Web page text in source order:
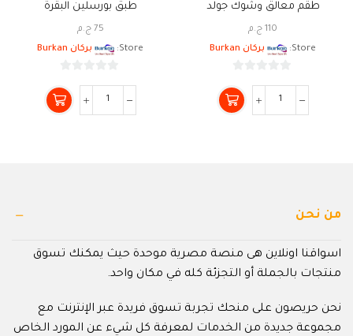
طقم معالق وشوك جولد
110 ج.م
Store:
بركان Burkan
من
5
طبق بورسلين البقرة
75 ج.م
Store:
بركان Burkan
من
5
من نحن
اسواقنا اونلاين هى منصة مصرية موحدة حيث يمكنك تسوق
منتجات بالجملة أو التجزئة كله في مكان واحد.
نحن حريصون على منحك تجربة تسوق فريدة عبر الإنترنت مع
مجموعة جديدة من الخدمات لمعرفة كل شيء عن المورد الخاص